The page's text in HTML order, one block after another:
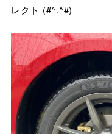
レクト (#^.^#)